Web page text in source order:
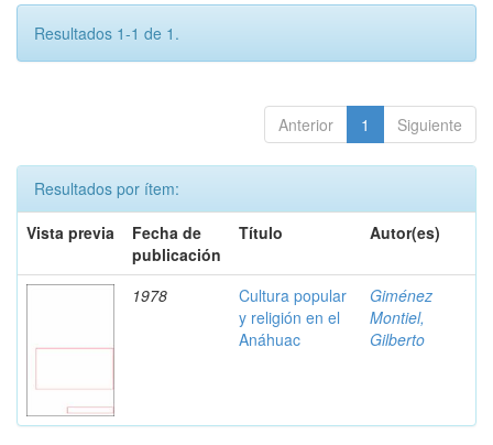
Resultados 1-1 de 1.
Anterior 1 Siguiente
Resultados por ítem:
Vista previa
Fecha de
publicación
Título Autor(es)
1978
Cultura popular
y religión en el
Anáhuac
Giménez
Montiel,
Gilberto